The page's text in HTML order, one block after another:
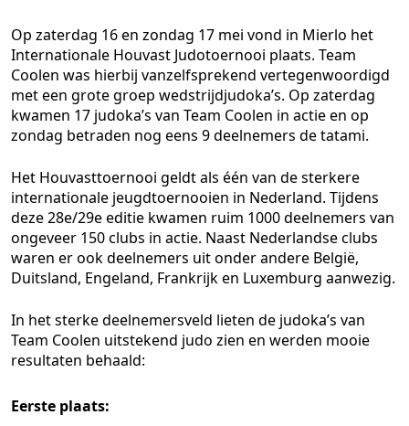
Op zaterdag 16 en zondag 17 mei vond in Mierlo het
Internationale Houvast Judotoernooi plaats. Team
Coolen was hierbij vanzelfsprekend vertegenwoordigd
met een grote groep wedstrijdjudoka’s. Op zaterdag
kwamen 17 judoka’s van Team Coolen in actie en op
zondag betraden nog eens 9 deelnemers de tatami.
Het Houvasttoernooi geldt als één van de sterkere
internationale jeugdtoernooien in Nederland. Tijdens
deze 28e/29e editie kwamen ruim 1000 deelnemers van
ongeveer 150 clubs in actie. Naast Nederlandse clubs
waren er ook deelnemers uit onder andere België,
Duitsland, Engeland, Frankrijk en Luxemburg aanwezig.
In het sterke deelnemersveld lieten de judoka’s van
Team Coolen uitstekend judo zien en werden mooie
resultaten behaald:
Eerste plaats: